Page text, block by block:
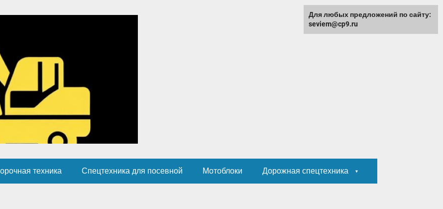
техника Спецтехника для посевной Мотоблоки Дорожная спецтехника
Для любых предложений по сайту:
seviem@cp9.ru